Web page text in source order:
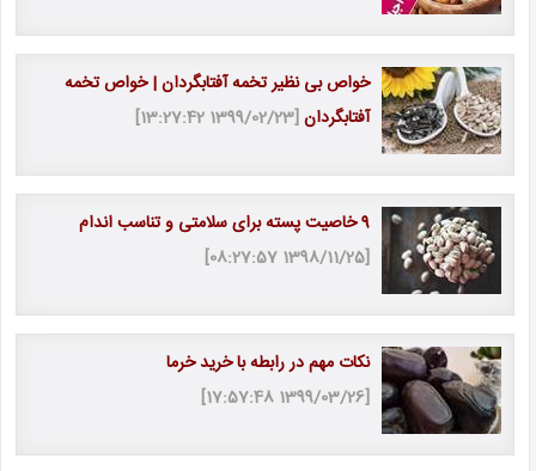
خواص بی نظیر تخمه آفتابگردان | خواص تخمه
آفتابگردان[1399/02/23 13:27:42]
9 خاصیت پسته برای سلامتی و تناسب اندام
[1398/11/25 08:27:57]
نکات مهم در رابطه با خرید خرما
[1399/03/26 17:57:48]